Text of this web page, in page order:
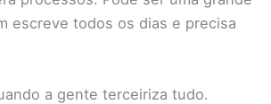
escreve todos os dias e precisa
a gente terceiriza tudo.